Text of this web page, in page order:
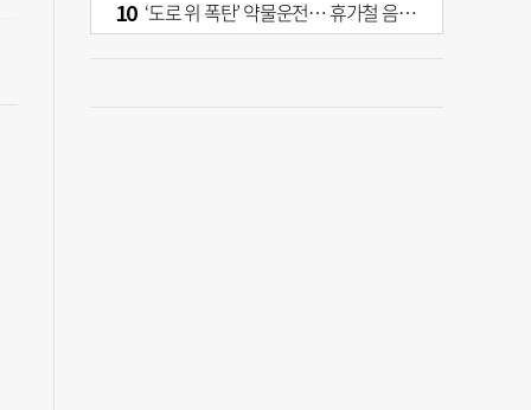
‘도로 위 폭탄’ 약물운전… 휴가철 음주와 병행 단속 [교통안전, 시민이 만든다]